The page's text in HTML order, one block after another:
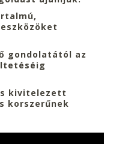
,
eszközöket
gondolatától az
kivitelezett
korszerűnek